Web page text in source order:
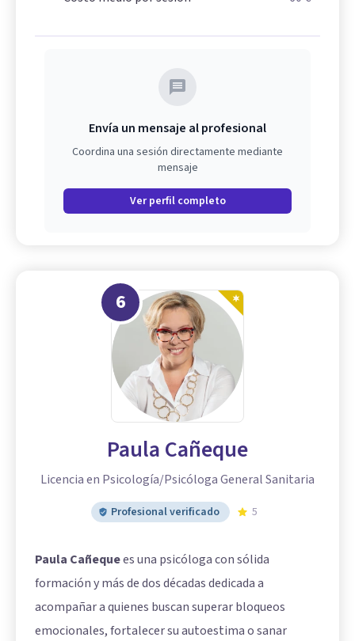
Envía un mensaje al profesional
Coordina una sesión directamente mediante
mensaje
Ver perfil completo
6
Paula Cañeque
Licencia en Psicología/Psicóloga General Sanitaria
Profesional verificado 5
Paula Cañequees una psicóloga con sólida
formación y más de dos décadas dedicada a
acompañar a quienes buscan superar bloqueos
emocionales, fortalecer su autoestima o sanar